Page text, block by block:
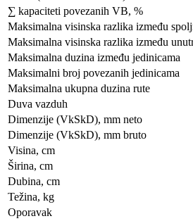
∑ kapaciteti povezanih VB, %
Maksimalna visinska razlika između
Maksimalna visinska razlika između
Maksimalna duzina između jedinicama
Maksimalni broj povezanih jedinicama
Maksimalna ukupna duzina rute
Duva vazduh
Dimenzije (VkSkD), mm neto
Dimenzije (VkSkD), mm bruto
Visina, сm
Širina, сm
Dubina, сm
Težina, kg
Oporavak